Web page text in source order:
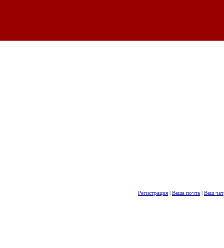
Регистрация | Ваша почта | Ваш чат